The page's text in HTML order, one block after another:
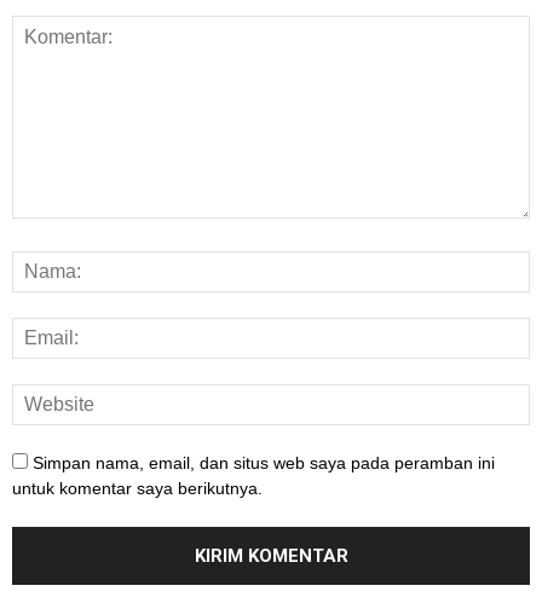
Simpan nama, email, dan situs web saya pada peramban ini
untuk komentar saya berikutnya.